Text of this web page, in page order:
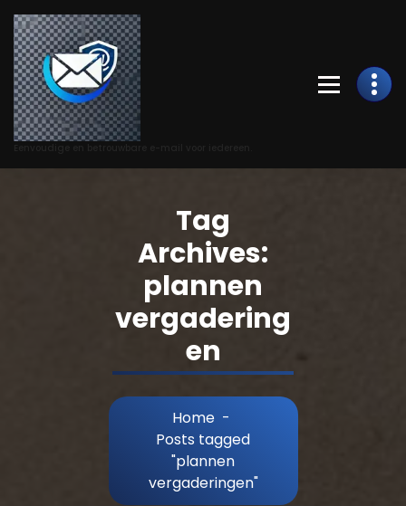
Skip
to
Content
Tag
Archives:
plannen
vergadering
en
Home -
Posts tagged
"plannen
vergaderingen"